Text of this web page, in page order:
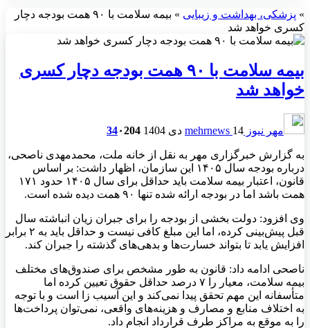
» پزشکی، بهداشت و زیبایی »
بیمه سلامت با ۹۰ همت بودجه دچار
کسری خواهد شد
بیمه سلامت با ۹۰ همت بودجه دچار کسری
خواهد شد
مهر نیوز mehrnews 14 دی 1404 34۰204
به گزارش خبرگزاری مهر به نقل از خانه ملت، محمدمهدی ناصحی،
درباره بودجه سال ۱۴۰۵ این سازمان، اظهار داشت: بر اساس
قانون، اعتبار بیمه سلامت باید حداقل برای سال ۱۴۰۵ حدود ۱۷۱
همت باشد اما در بودجه ارائه شده تنها ۹۰ همت دیده شده است.
وی افزود: دولت بخشی از بودجه را برای جبران زیان انباشته سال
قبل پیش‌بینی کرده، اما این مبلغ کافی نیست و حداقل باید به ۲ برابر
افزایش یابد تا بتواند خسارت‌ها و بدهی‌های گذشته را جبران کند.
ناصحی ادامه داد: قانون به طور مشخص برای صندوق‌های مختلف
بیمه سلامت، معیار را ۷ درصد حداقل حقوق تعیین کرده اما
متأسفانه این مهم تحقق پیدا نمی‌کند و این آسیب زا
است و با توجه
به اختلاف منابع و مصارف و هزینه‌های واقعی، نمی‌توان پرداخت‌ها
را به موقع به مراکز طرف قرارداد انجام داد.